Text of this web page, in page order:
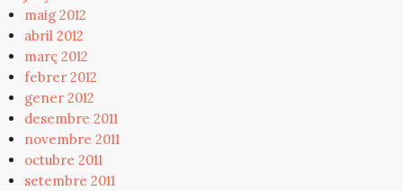
maig 2012
abril 2012
març 2012
febrer 2012
gener 2012
desembre 2011
novembre 2011
octubre 2011
setembre 2011